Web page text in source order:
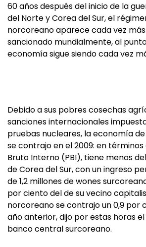
60 años después del inicio de la
del Norte y Corea del Sur, el
norcoreano aparece cada vez
sancionado mundialmente, al
economía sigue siendo cada vez
Debido a sus pobres cosechas
sanciones internacionales
pruebas nucleares, la economía
se contrajo en el 2009: en
Bruto Interno (PBI), tiene menos
de Corea del Sur, con un ingreso
de 1,2 millones de wones
por ciento del de su vecino
norcoreano se contrajo un 0,9 por
año anterior, dijo por estas horas
banco central surcoreano.